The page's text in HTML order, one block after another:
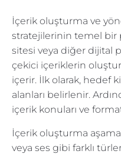
İçerik oluşturma ve
stratejilerinin temel bir
sitesi veya diğer dijital
çekici içeriklerin
içerir. İlk olarak, hedef
alanları belirlenir.
içerik konuları ve
İçerik oluşturma
veya ses gibi farklı